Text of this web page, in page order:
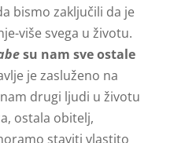
bismo zaključili da je
više svega u životu.
su nam sve ostale
je zasluženo na
drugi ljudi u životu
ostala obitelj,
staviti vlastito